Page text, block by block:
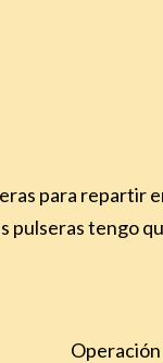
para repartir
pulseras tengo